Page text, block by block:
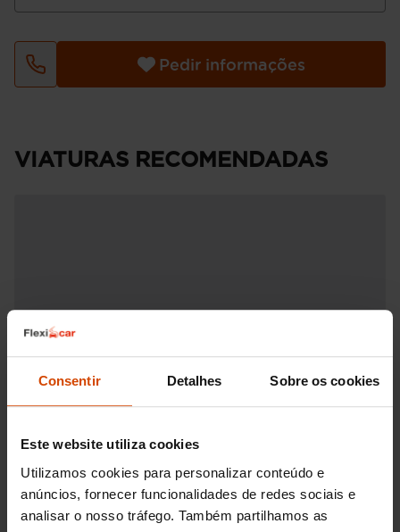
Consentir Detalhes Sobre os cookies
Este website utiliza cookies
Utilizamos cookies para personalizar conteúdo e
anúncios, fornecer funcionalidades de redes sociais e
analisar o nosso tráfego. Também partilhamos as
Pedir informações
VIATURAS RECOMENDADAS